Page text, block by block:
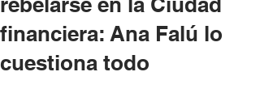
financiera: Ana Falú lo
cuestiona todo